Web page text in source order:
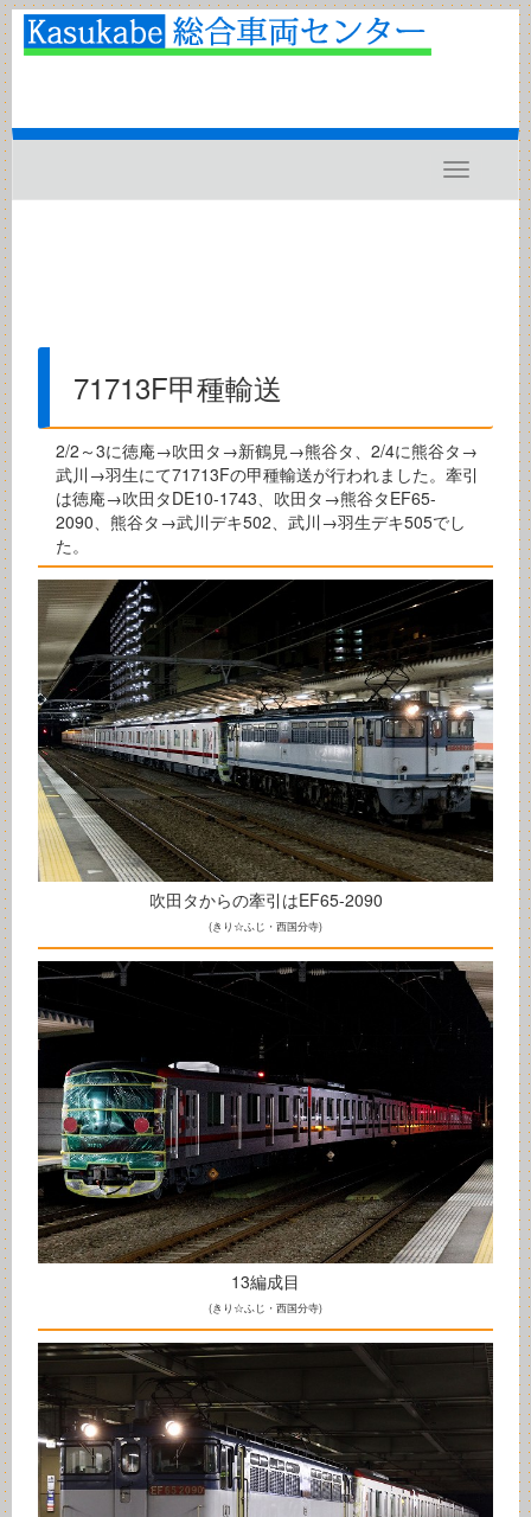
Toggle
navigation
71713F甲種輸送
2/2～3に徳庵→吹田タ→新鶴見→熊谷タ、2/4に熊谷タ→
武川→羽生にて71713Fの甲種輸送が行われました。牽引
は徳庵→吹田タDE10-1743、吹田タ→熊谷タEF65-
2090、熊谷タ→武川デキ502、武川→羽生デキ505でし
た。
吹田タからの牽引はEF65-2090
(きり☆ふじ・西国分寺)
13編成目
(きり☆ふじ・西国分寺)